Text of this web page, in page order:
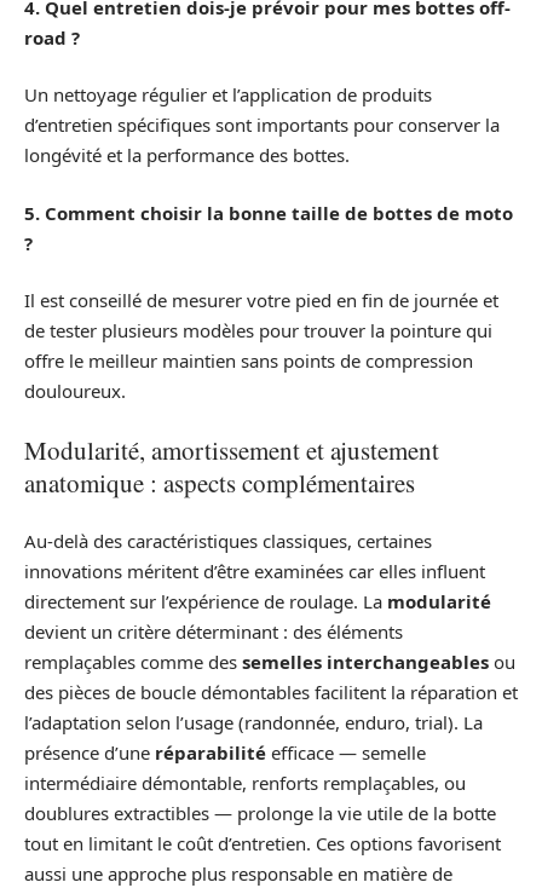
4. Quel entretien dois-je prévoir pour mes bottes off-
road ?
Un nettoyage régulier et l’application de produits
d’entretien spécifiques sont importants pour conserver la
longévité et la performance des bottes.
5. Comment choisir la bonne taille de bottes de moto
?
Il est conseillé de mesurer votre pied en fin de journée et
de tester plusieurs modèles pour trouver la pointure qui
offre le meilleur maintien sans points de compression
douloureux.
Modularité, amortissement et ajustement
anatomique : aspects complémentaires
Au-delà des caractéristiques classiques, certaines
innovations méritent d’être examinées car elles influent
directement sur l’expérience de roulage. La modularité
devient un critère déterminant : des éléments
remplaçables comme des semelles interchangeables ou
des pièces de boucle démontables facilitent la réparation et
l’adaptation selon l’usage (randonnée, enduro, trial). La
présence d’une réparabilité efficace — semelle
intermédiaire démontable, renforts remplaçables, ou
doublures extractibles — prolonge la vie utile de la botte
tout en limitant le coût d’entretien. Ces options favorisent
aussi une approche plus responsable en matière de